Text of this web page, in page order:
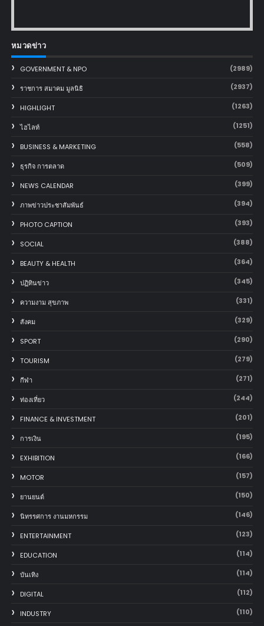
หมวดข่าว
GOVERNMENT & NPO (2989)
ราชการ สมาคม มูลนิธิ (2937)
HIGHLIGHT (1263)
ไฮไลท์ (1251)
BUSINESS & MARKETING (558)
ธุรกิจ การตลาด (509)
NEWS CALENDAR (399)
ภาพข่าวประชาสัมพันธ์ (394)
PHOTO CAPTION (393)
SOCIAL (388)
BEAUTY & HEALTH (364)
ปฏิทินข่าว (345)
ความงาม สุขภาพ (331)
สังคม (329)
SPORT (290)
TOURISM (279)
กีฬา (271)
ท่องเที่ยว (244)
FINANCE & INVESTMENT (201)
การเงิน (195)
EXHIBITION (166)
MOTOR (157)
‎ยานยนต์‎ (150)
นิทรรศการ งานมหกรรม (146)
ENTERTAINMENT (123)
EDUCATION (114)
บันเทิง (114)
DIGITAL (112)
INDUSTRY (110)